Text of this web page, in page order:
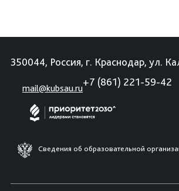
350044, Россия, г. Краснодар, ул.
mail@kubsau.ru
+7 (861) 221-59-42
Сведения об образовательной